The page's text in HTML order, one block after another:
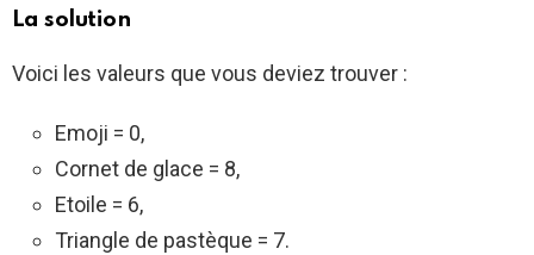
La solution
Voici les valeurs que vous deviez trouver :
Emoji = 0,
Cornet de glace = 8,
Etoile = 6,
Triangle de pastèque = 7.